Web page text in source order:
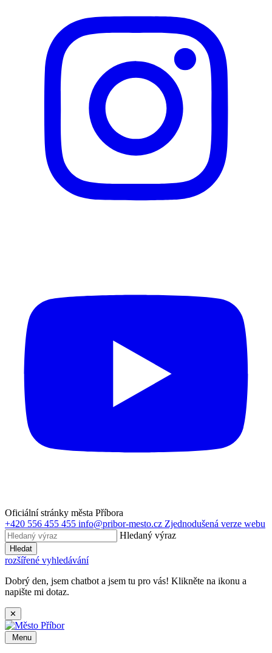
Oficiální stránky města Příbora
+420 556 455 455 info@pribor-mesto.cz Zjednodušená verze webu
Hledaný výraz
Hledat
rozšířené vyhledávání
Dobrý den, jsem chatbot a jsem tu pro vás! Klikněte na ikonu a
napište mi dotaz.
✕
Menu